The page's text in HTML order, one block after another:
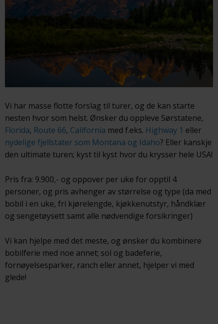
Vi har masse flotte forslag til turer, og de kan starte
nesten hvor som helst. Ønsker du oppleve Sørstatene,
Florida, Route 66, California med f.eks. Highway 1 eller
nydelige fjellstater som Montana og Idaho? Eller kanskje
den ultimate turen; kyst til kyst hvor du krysser hele USA!
Pris fra: 9.900,- og oppover per uke for opptil 4
personer, og pris avhenger av størrelse og type (da med
bobil i en uke, fri kjørelengde, kjøkkenutstyr, håndklær
og sengetøysett samt alle nødvendige forsikringer)
Vi kan hjelpe med det meste, og ønsker du kombinere
bobilferie med noe annet; sol og badeferie,
fornøyelsesparker, ranch eller annet, hjelper vi med
glede!